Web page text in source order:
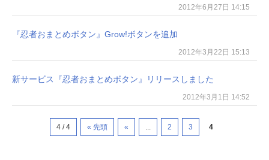
2012年6月27日 14:15
『忍者おまとめボタン』Grow!ボタンを追加
2012年3月22日 15:13
新サービス『忍者おまとめボタン』リリースしました
2012年3月1日 14:52
4 / 4 « 先頭 « ... 2 3 4